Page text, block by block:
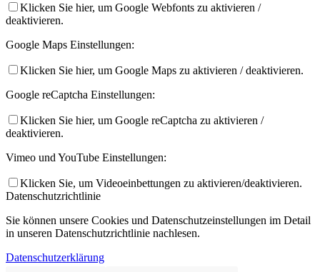
Klicken Sie hier, um Google Webfonts zu aktivieren /
deaktivieren.
Google Maps Einstellungen:
Klicken Sie hier, um Google Maps zu aktivieren / deaktivieren.
Google reCaptcha Einstellungen:
Klicken Sie hier, um Google reCaptcha zu aktivieren /
deaktivieren.
Vimeo und YouTube Einstellungen:
Klicken Sie, um Videoeinbettungen zu aktivieren/deaktivieren.
Datenschutzrichtlinie
Sie können unsere Cookies und Datenschutzeinstellungen im Detail
in unseren Datenschutzrichtlinie nachlesen.
Datenschutzerklärung